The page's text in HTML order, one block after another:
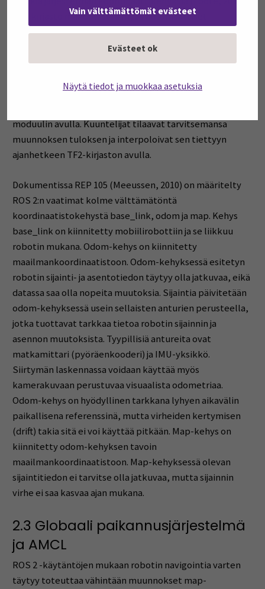
Vain välttämättömät evästeet
Evästeet ok
Näytä tiedot ja muokkaa asetuksia
TF2-kirjasto mahdollistaa myös automaattiset
muunnokset eri koordinaatistojen välillä hajautetussa
järjestelmässä. Tieto tarvittavista
koordinaattimuunnoksista esitetään puurakenteen
kierrot eri koordinaattijärjestelmien välillä. Muunnettu
moduulin avulla. Kuuntelijat tilaavat tarvitsemansa
muunnoksen tuloksen ja interpoloivat sen tiettyyn
ajanhetkeen TF2-kirjaston avulla.
Dokumentissa REP 105 (Meeussen, 2010) on määritelty
ROS 2:n vaatimat kolme välttämätöntä
koordinaatistokehystä base_link, odom ja map. Kehys
base_link on kiinnitetty mobiilirobottiin ja se liikkuu
robotin mukana. Odom-kehys on kiinnitetty
maailmankoordinaatistoon. Odom-kehyksessä esitetyn
robotin sijainti- ja asentotiedon täytyy olla jatkuvaa, eikä
datassa saa olla nopeita muutoksia. Sijaintia päivitetään
odom-kehyksessä usein sellaisten anturien perusteella,
jotka tuottavat tarkkaa tietoa robotin sijainnin ja
asennon muutoksista. Tyypillisiä antureita ovat
matkamittari (pyöräenkooderi) ja IMU-yksikkö.
Siirtymän laskennassa voidaan käyttää myös
kamerakuvaan perustuvaa visuaalista odometriaa.
Odom-kehys on hyödyllinen tarkkana lyhyen aikavälin
paikallisena referenssinä, mutta virheiden kertymisen
(drift) takia sitä ei voi käyttää pitkään. Map-kehys on
kiinnitetty odom-kehyksen tavoin
maailmankoordinaatistoon. Map-kehyksessä olevan
sijaintitiedon ei tarvitse olla jatkuvaa, mutta sijainnin
virhe ei saa kasvaa ajan mukana.
2.3 Globaali paikannusjärjestelmä
ja AMCL
ROS 2 -käytäntöjen mukaan robotin navigointia varten
täytyy toteuttaa vähintään muunnokset map-